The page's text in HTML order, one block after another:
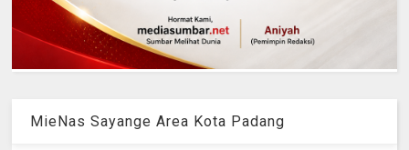
MieNas Sayange Area Kota Padang